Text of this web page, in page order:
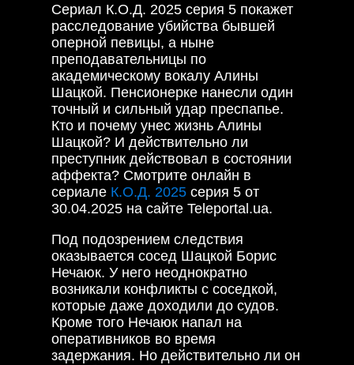
Сериал К.О.Д. 2025 серия 5 покажет
расследование убийства бывшей
оперной певицы, а ныне
преподавательницы по
академическому вокалу Алины
Шацкой. Пенсионерке нанесли один
точный и сильный удар преспапье.
Кто и почему унес жизнь Алины
Шацкой? И действительно ли
преступник действовал в состоянии
аффекта? Смотрите онлайн в
сериале К.О.Д. 2025 серия 5 от
30.04.2025 на сайте Teleportal.ua.
Под подозрением следствия
оказывается сосед Шацкой Борис
Нечаюк. У него неоднократно
возникали конфликты с соседкой,
которые даже доходили до судов.
Кроме того Нечаюк напал на
оперативников во время
задержания. Но действительно ли он